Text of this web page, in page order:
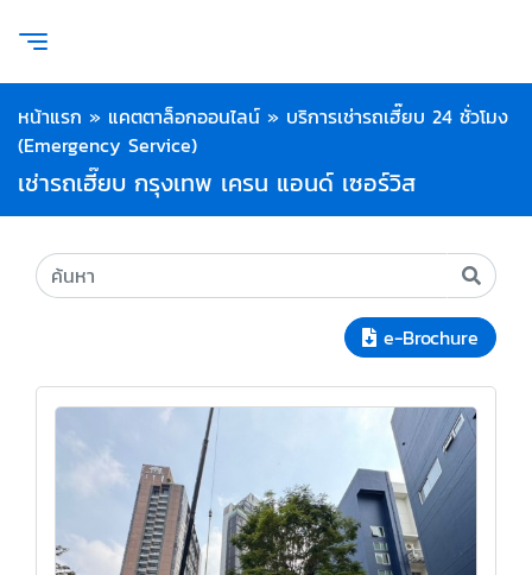
หน้าแรก » แคตตาล็อกออนไลน์ » บริการเช่ารถเฮี๊ยบ 24 ชั่วโมง
(Emergency Service)
เช่ารถเฮี๊ยบ กรุงเทพ เครน แอนด์ เซอร์วิส
e-Brochure